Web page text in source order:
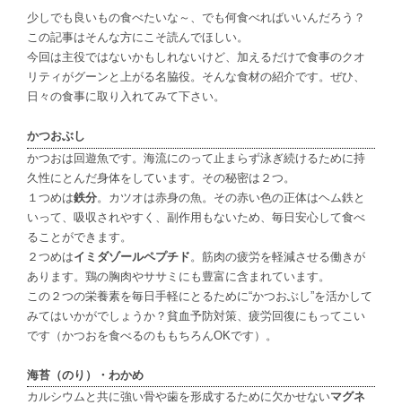
少しでも良いもの食べたいな～、でも何食べればいいんだろう？
この記事はそんな方にこそ読んでほしい。
今回は主役ではないかもしれないけど、加えるだけで食事のクオ
リティがグー ンと上がる名脇役。そんな食材の紹介です。ぜひ、
日々の食事に取り入れてみて下さい。
かつおぶし
かつおは回遊魚です。海流にのって止まらず泳ぎ続けるために持
久性にとんだ身体をしています。その秘密は２つ。
１つめは鉄分。カツオは赤身の魚。その赤い色の正体はヘム鉄と
いって、吸収されやすく、副作用もないため、毎日安心して食べ
ることができます。
２つめはイミダゾールペプチド 。筋肉の疲労を軽減させる働きが
あります。鶏の胸肉やササミにも豊富に含まれています。
この２つの栄養素を毎日手軽にとるために“かつおぶし”を活かして
みてはいかがでしょうか？貧血予防対策、疲労回復にもってこい
です（かつおを食べるのももちろんOKです）。
海苔（のり）・わかめ
カルシウムと共に強い骨や歯を形成するために欠かせないマグネ